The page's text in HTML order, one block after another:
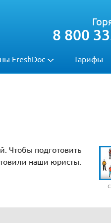
FreshDoc Тарифы
8 800
Чтобы подготовить
наши юристы.